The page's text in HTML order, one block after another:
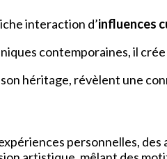
interaction d’influences
contemporaines, il
héritage, révèlent une
personnelles,